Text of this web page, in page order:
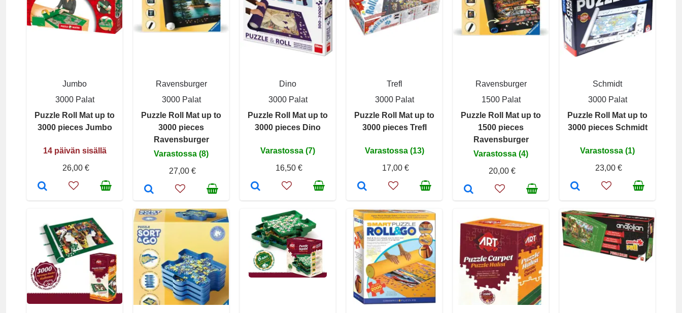
Jumbo
3000 Palat
Puzzle Roll Mat up to
3000 pieces Jumbo
14 päivän sisällä
26,00 €
Ravensburger
3000 Palat
Puzzle Roll Mat up to
3000 pieces
Ravensburger
Varastossa (8)
27,00 €
Dino
3000 Palat
Puzzle Roll Mat up to
3000 pieces Dino
Varastossa (7)
16,50 €
Trefl
3000 Palat
Puzzle Roll Mat up to
3000 pieces Trefl
Varastossa (13)
17,00 €
Ravensburger
1500 Palat
Puzzle Roll Mat up to
1500 pieces
Ravensburger
Varastossa (4)
20,00 €
Schmidt
3000 Palat
Puzzle Roll Mat up to
3000 pieces Schmidt
Varastossa (1)
23,00 €